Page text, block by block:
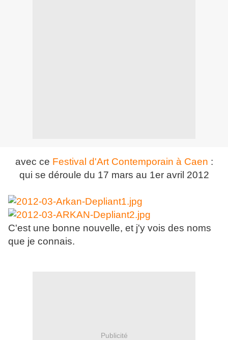
avec ce Festival d'Art Contemporain à Caen :
qui se déroule du 17 mars au 1er avril 2012
C'est une bonne nouvelle, et j'y vois des noms
que je connais.
Publicité